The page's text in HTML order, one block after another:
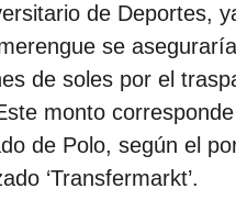
de Deportes,
se
de soles por el
monto
de Polo, según el
‘Transfermarkt’.